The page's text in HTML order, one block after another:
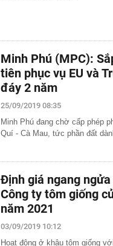
Minh Phú (MPC):
tiên phục vụ EU và
đáy 2 năm
25/09/2019 08:35
Minh Phú đang chờ cấp phép
Quí - Cà Mau, tức phần đất
Định giá ngang
Công ty tôm giống
năm 2021
03/09/2019 10:12
Hoạt động ở khâu tôm giống